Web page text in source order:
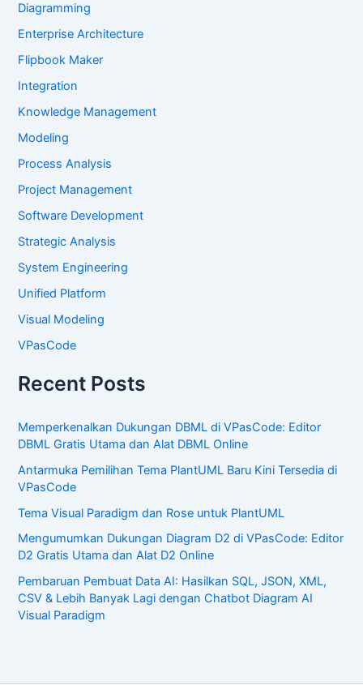
Diagramming
Enterprise Architecture
Flipbook Maker
Integration
Knowledge Management
Modeling
Process Analysis
Project Management
Software Development
Strategic Analysis
System Engineering
Unified Platform
Visual Modeling
VPasCode
Recent Posts
Memperkenalkan Dukungan DBML di VPasCode: Editor
DBML Gratis Utama dan Alat DBML Online
Antarmuka Pemilihan Tema PlantUML Baru Kini Tersedia di
VPasCode
Tema Visual Paradigm dan Rose untuk PlantUML
Mengumumkan Dukungan Diagram D2 di VPasCode: Editor
D2 Gratis Utama dan Alat D2 Online
Pembaruan Pembuat Data AI: Hasilkan SQL, JSON, XML,
CSV & Lebih Banyak Lagi dengan Chatbot Diagram AI
Visual Paradigm